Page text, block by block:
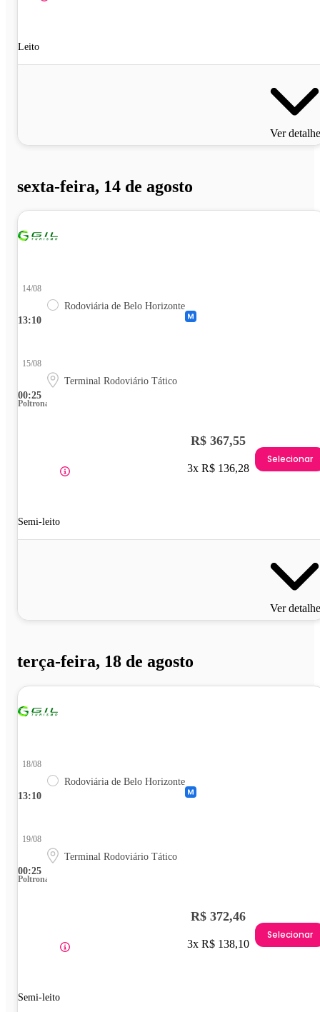
Leito
Ver
sexta-feira, 14 de agosto
13:10
14/08
Rodoviária de Belo Horizonte
00:25
15/08
Terminal Rodoviário Tático
Poltrona
Semi-leito
R$ 367,55
3x R$ 136,28
Selecionar
Ver
terça-feira, 18 de agosto
13:10
18/08
Rodoviária de Belo Horizonte
00:25
19/08
Terminal Rodoviário Tático
Poltrona
Semi-leito
R$ 372,46
3x R$ 138,10
Selecionar